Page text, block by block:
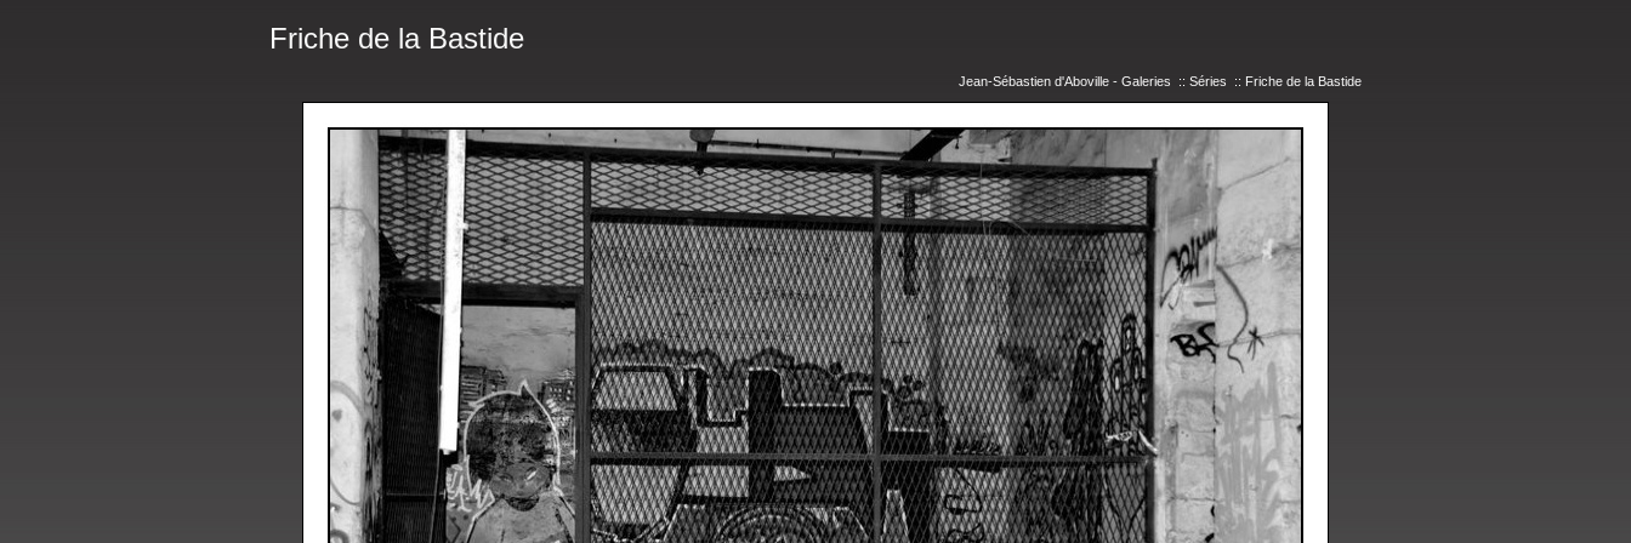
Friche de la Bastide
Jean-Sébastien d'Aboville - Galeries :: Séries :: Friche de la Bastide